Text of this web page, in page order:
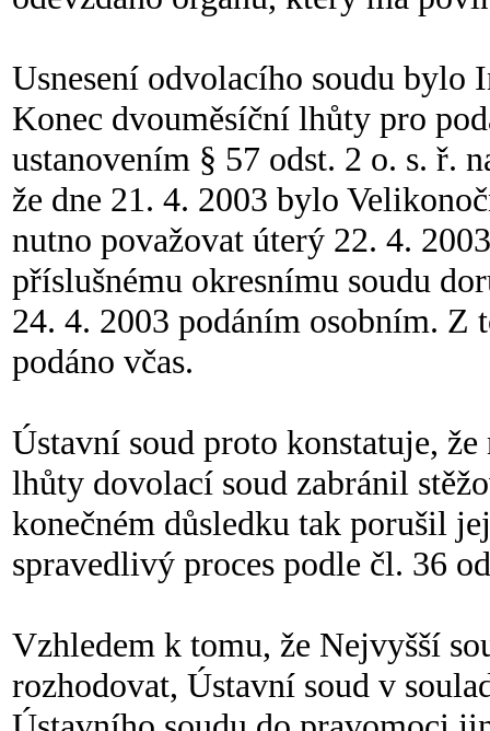
Usnesení odvolacího soudu bylo
Konec dvouměsíční lhůty pro
ustanovením § 57 odst. 2 o. s. ř.
že dne 21. 4. 2003 bylo
nutno považovat úterý 22. 4.
příslušnému okresnímu soudu
24. 4. 2003 podáním osobním.
podáno včas.
Ústavní soud proto konstatuje,
lhůty dovolací soud zabránil
konečném důsledku tak porušil
spravedlivý proces podle čl. 36
Vzhledem k tomu, že Nejvyšší
rozhodovat, Ústavní soud v